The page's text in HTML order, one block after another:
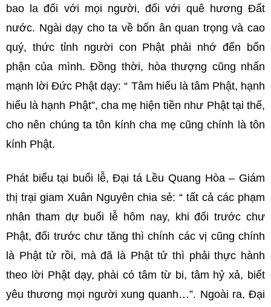
bao la đối với mọi người, đối với quê hương Đất
nước. Ngài dạy cho ta về bốn ân quan trọng và cao
quý, thức tỉnh người con Phật phải nhớ đến bổn
phận của mình. Đồng thời, hòa thượng cũng nhấn
mạnh lời Đức Phật dạy: “ Tâm hiếu là tâm Phật, hạnh
hiếu là hạnh Phật”, cha mẹ hiện tiền như Phật tại thế,
cho nên chúng ta tôn kính cha mẹ cũng chính là tôn
kính Phật.
Phát biểu tại buổi lễ, Đại tá Lều Quang Hòa – Giám
thị trại giam Xuân Nguyên chia sẻ: “ tất cả các phạm
nhân tham dự buổi lễ hôm nay, khi đối trước chư
Phật, đối trước chư tăng thì chính các vị cũng chính
là Phật tử rồi, mà đã là Phật tử thì phải thực hành
theo lời Phật dạy, phài có tâm từ bi, tâm hỷ xả, biết
yêu thương mọi người xung quanh…”. Ngoài ra, Đại